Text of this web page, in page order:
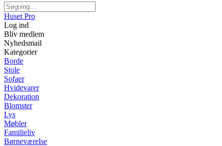
Huset Pro
Log ind
Bliv medlem
Nyhedsmail
Kategorier
Borde
Stole
Sofaer
Hvidevarer
Dekoration
Blomster
Lys
Møbler
Familieliv
Børneværelse